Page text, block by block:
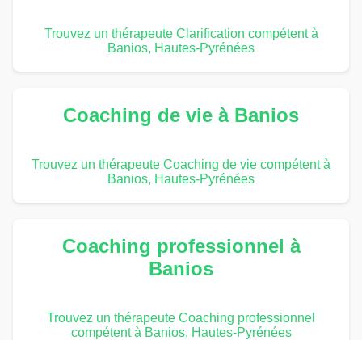
Trouvez un thérapeute Clarification compétent à
Banios, Hautes-Pyrénées
Coaching de vie à Banios
Trouvez un thérapeute Coaching de vie compétent à
Banios, Hautes-Pyrénées
Coaching professionnel à
Banios
Trouvez un thérapeute Coaching professionnel
compétent à Banios, Hautes-Pyrénées